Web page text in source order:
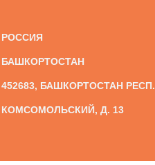
РОССИЯ
БАШКОРТОСТАН
452683, БАШКОРТОСТАН
КОМСОМОЛЬСКИЙ, Д. 13